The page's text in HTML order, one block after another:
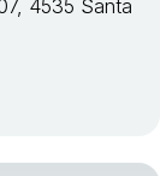
4535 Santa